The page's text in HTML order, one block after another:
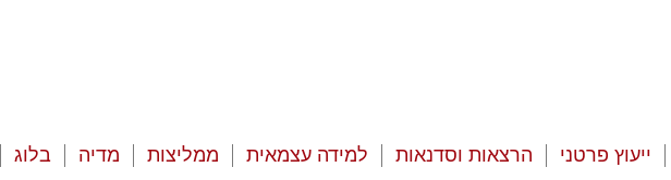
ייעוץ פרטני הרצאות וסדנאות למידה עצמאית ממליצות מדיה בלוג